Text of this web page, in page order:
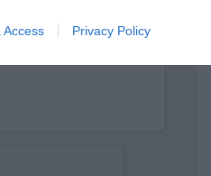
Access Privacy Policy